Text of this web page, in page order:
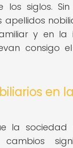
siglos.
apellidos
y en la
consigo
en
la sociedad
cambios